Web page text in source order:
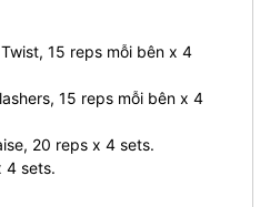
15 reps mỗi bên x 4
15 reps mỗi bên x 4
20 reps x 4 sets.
4 sets.